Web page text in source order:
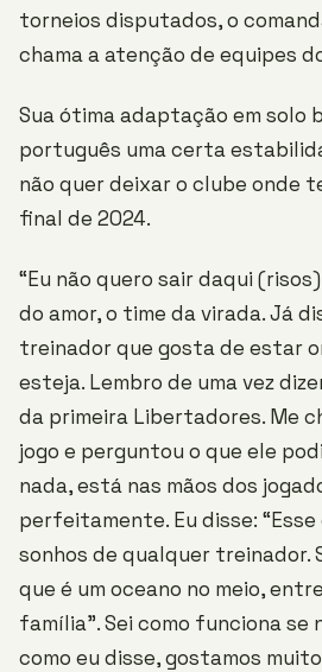
torneios disputados, o
chama a atenção de equipes
Sua ótima adaptação em solo
português uma certa
não quer deixar o clube onde
final de 2024.
“Eu não quero sair daqui
do amor, o time da virada. Já
treinador que gosta de estar
esteja. Lembro de uma vez
da primeira Libertadores. Me
jogo e perguntou o que ele
nada, está nas mãos dos
perfeitamente. Eu disse:
sonhos de qualquer treinador.
que é um oceano no meio,
família”. Sei como funciona se
como eu disse, gostamos